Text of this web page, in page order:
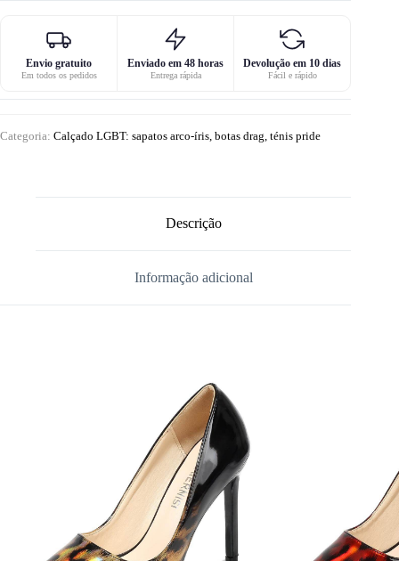
Envio gratuito
Em todos os pedidos
Enviado em 48 horas
Entrega rápida
Devolução em 10 dias
Fácil e rápido
Categoria: Calçado LGBT: sapatos arco-íris, botas drag, ténis pride
Descrição
Informação adicional